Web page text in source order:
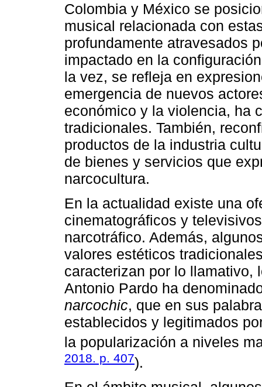
Colombia y México se
musical relacionada con
profundamente atravesados
impactado en la
la vez, se refleja en
emergencia de nuevos
económico y la violencia, ha
tradicionales. También,
productos de la industria
de bienes y servicios que
narcocultura.
En la actualidad existe una
cinematográficos y
narcotráfico. Además,
valores estéticos
caracterizan por lo llamativo,
Antonio Pardo ha
narcochic, que en sus
establecidos y legitimados
la popularización a niveles
2018. p. 407).